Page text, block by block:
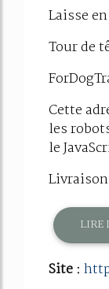
Laisse
Tour de
Cette
les
le
LIRE
Site :